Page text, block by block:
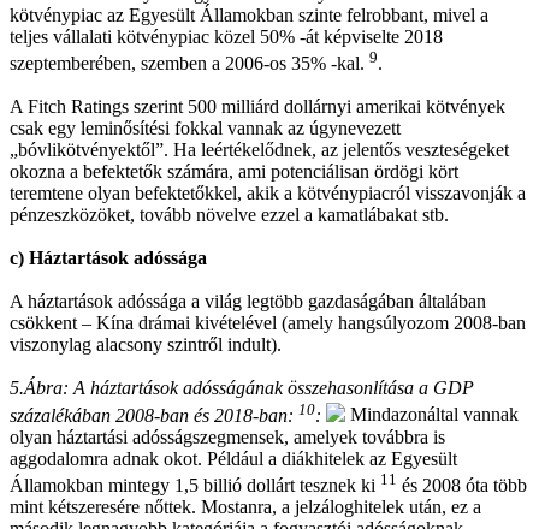
kötvénypiac az Egyesült Államokban szinte felrobbant, mivel a
teljes vállalati kötvénypiac közel 50% -át képviselte 2018
szeptemberében, szemben a 2006-os 35% -kal. 9.
A Fitch Ratings szerint 500 milliárd dollárnyi amerikai kötvények
csak egy leminősítési fokkal vannak az úgynevezett
„bóvlikötvényektől”. Ha leértékelődnek, az jelentős veszteségeket
okozna a befektetők számára, ami potenciálisan ördögi kört
teremtene olyan befektetőkkel, akik a kötvénypiacról visszavonják a
pénzeszközöket, tovább növelve ezzel a kamatlábakat stb.
c) Háztartások adóssága
A háztartások adóssága a világ legtöbb gazdaságában általában
csökkent – Kína drámai kivételével (amely hangsúlyozom 2008-ban
viszonylag alacsony szintről indult).
5.Ábra: A háztartások adósságának összehasonlítása a GDP
százalékában 2008-ban és 2018-ban: 10:
Mindazonáltal vannak
olyan háztartási adósságszegmensek, amelyek továbbra is
aggodalomra adnak okot. Például a diákhitelek az Egyesült
Államokban mintegy 1,5 billió dollárt tesznek ki 11 és 2008 óta több
mint kétszeresére nőttek. Mostanra, a jelzáloghitelek után, ez a